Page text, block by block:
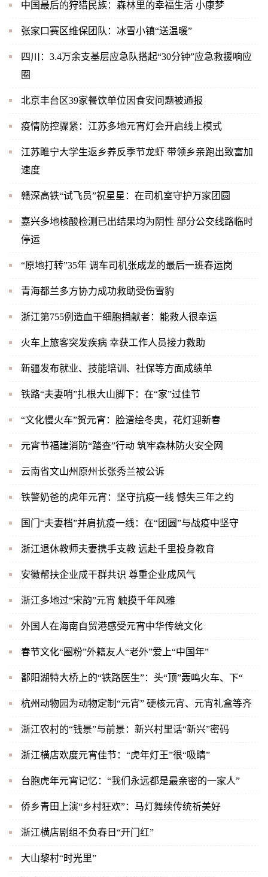
中国最后的狩猎民族：森林里的幸福生活 小康梦
张家口赛区维保团队：冰雪小镇“送温暖”
四川：3.4万余支基层应急队搭起“30分钟”应急救援响应
圈
北京丰台区39家餐饮单位因食安问题被通报
疫情防控骤紧：江苏多地元宵灯会开启线上模式
江苏睢宁大学生返乡养反季节龙虾 带领乡亲跑出致富加
速度
赣深高铁“试飞员”祝星星：在司机室守护万家团圆
嘉兴多地核酸检测已出结果均为阴性 部分公交线路临时
停运
“原地打转”35年 调车司机张成龙的最后一班春运岗
青海都兰多方协力成功救助受伤雪豹
浙江第755例造血干细胞捐献者：能救人很幸运
火车上旅客突发疾病 幸获工作人员接力救助
新疆发布就业、技能培训、社保等方面成绩单
铁路“夫妻哨”扎根大山脚下：在“家”过佳节
“文化慢火车”贺元宵：脸谱绘冬奥，花灯迎新春
元宵节福建消防“踏查”行动 筑牢森林防火安全网
云南省文山州原州长张秀兰被公诉
铁警奶爸的虎年元宵：坚守抗疫一线 憾失三年之约
国门“夫妻档”并肩抗疫一线：在“团圆”与战疫中坚守
浙江退休教师夫妻携手支教 远赴千里投身教育
安徽帮扶企业成干群共识 尊重企业成风气
浙江多地过“宋韵”元宵 触摸千年风雅
外国人在海南自贸港感受元宵中华传统文化
春节文化“圈粉”外籍友人“老外”爱上“中国年”
鄱阳湖特大桥上的“铁路医生”：头“顶”轰鸣火车、下“
杭州动物园为动物定制“元宵” 硬核元宵、元宵礼盒等齐
浙江农村的“钱景”与前景：新兴村里话“新兴”密码
浙江横店欢度元宵佳节：“虎年灯王”很“吸睛”
台胞虎年元宵记忆：“我们永远都是最亲密的一家人”
侨乡青田上演“乡村狂欢”：马灯舞续传统祈美好
浙江横店剧组不负春日“开门红”
大山黎村“时光里”